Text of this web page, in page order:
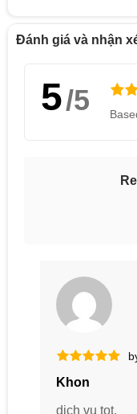
Đánh giá và nhận
5/5
Khon
dich vu tot.